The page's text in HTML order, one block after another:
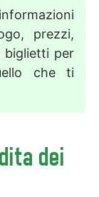
prezzi,
biglietti per
che ti
dei